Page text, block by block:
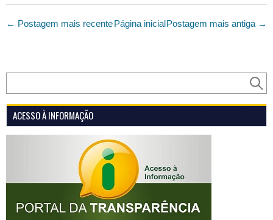
← Postagem mais recente Postagem mais antiga →
Página inicial
ACESSO À INFORMAÇÃO